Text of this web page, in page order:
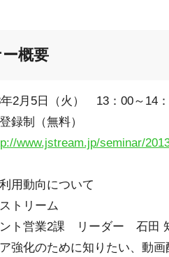
概要
2月5日（火） 13：00～14
録制（無料）
www.jstream.jp/seminar/
用動向について
トリーム
ト営業2課 リーダー 石田
強化のために知りたい、動画